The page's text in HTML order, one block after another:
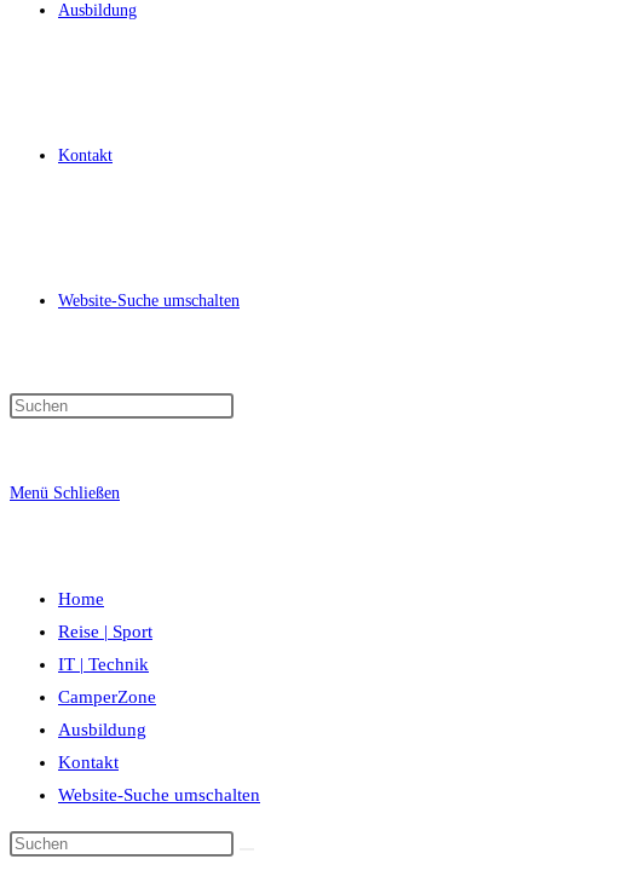
Ausbildung
Kontakt
Website-Suche umschalten
Menü Schließen
Home
Reise | Sport
IT | Technik
CamperZone
Ausbildung
Kontakt
Website-Suche umschalten